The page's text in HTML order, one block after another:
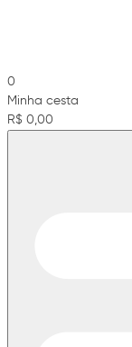
0
Minha cesta
R$ 0,00